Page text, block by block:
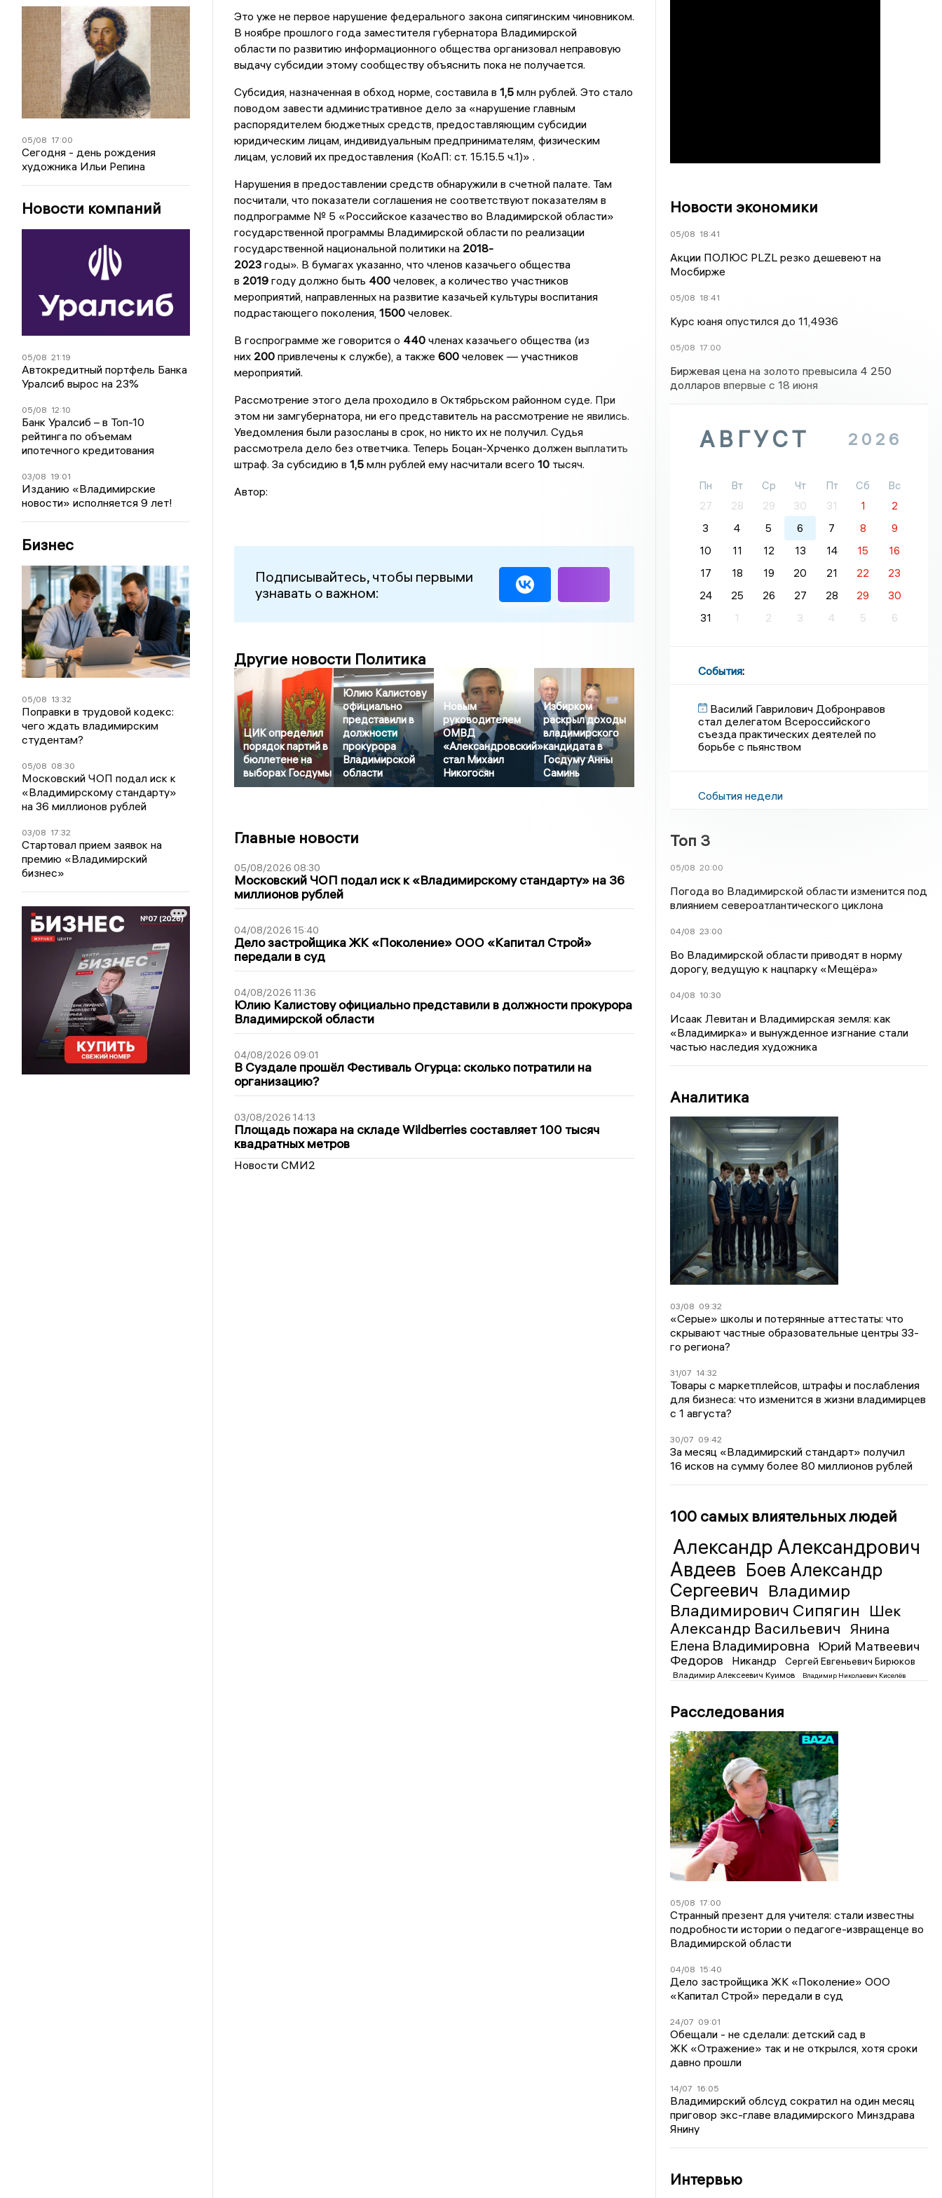
05/08 17:00
Сегодня - день рождения
художника Ильи Репина
Новости компаний
05/08 21:19
Автокредитный портфель Банка
Уралсиб вырос на 23%
05/08 12:10
Банк Уралсиб – в Топ-10
рейтинга по объемам
ипотечного кредитования
03/08 19:01
Изданию «Владимирские
новости» исполняется 9 лет!
Бизнес
05/08 13:32
Поправки в трудовой кодекс:
чего ждать владимирским
студентам?
05/08 08:30
Московский ЧОП подал иск к
«Владимирскому стандарту»
на 36 миллионов рублей
03/08 17:32
Стартовал прием заявок на
премию «Владимирский
бизнес»
Это уже не первое нарушение федерального закона сипягинским чиновником.
В ноябре прошлого года заместителя губернатора Владимирской
области по развитию информационного общества организовал неправовую
выдачу субсидии этому сообществу объяснить пока не получается.
Субсидия, назначенная в обход норме, составила в 1,5млн рублей. Это стало
поводом завести административное дело за «нарушение главным
распорядителем бюджетных средств, предоставляющим субсидии
юридическим лицам, индивидуальным предпринимателям, физическим
лицам, условий их предоставления (КоАП: ст. 15.15.5 ч.1)» .
Нарушения в предоставлении средств обнаружили в счетной палате. Там
посчитали, что показатели соглашения не соответствуют показателям в
подпрограмме № 5 «Российское казачество во Владимирской области»
государственной программы Владимирской области по реализации
государственной национальной политики на 2018-
2023годы». В бумагах указанно, что членов казачьего общества
в 2019году должно быть 400человек, а количество участников
мероприятий, направленных на развитие казачьей культуры воспитания
подрастающего поколения, 1500человек.
В госпрограмме же говорится о 440членах казачьего общества (из
них200привлечены к службе), а также 600человек — участников
мероприятий.
Рассмотрение этого дела проходило в Октябрьском районном суде. При
этом ни замгубернатора, ни его представитель на рассмотрение не явились.
Уведомления были разосланы в срок, но никто их не получил. Судья
рассмотрела дело без ответчика. Теперь Боцан-Хрченко должен выплатить
штраф. За субсидию в 1,5млн рублей ему насчитали всего 10тысяч.
Автор:
Подписывайтесь, чтобы первыми
узнавать о важном:
Другие новости Политика
ЦИК определил
порядок партий в
бюллетене на
выборах Госдумы
Юлию Калистову
официально
представили в
должности
прокурора
Владимирской
области
Новым
руководителем
ОМВД
«Александровский»
стал Михаил
Никогосян
Избирком
раскрыл доходы
владимирского
кандидата в
Госдуму Анны
Саминь
Главные новости
05/08/2026 08:30
Московский ЧОП подал иск к «Владимирскому стандарту» на 36
миллионов рублей
04/08/2026 15:40
Дело застройщика ЖК «Поколение» ООО «Капитал Строй»
передали в суд
04/08/2026 11:36
Юлию Калистову официально представили в должности прокурора
Владимирской области
04/08/2026 09:01
В Суздале прошёл Фестиваль Огурца: сколько потратили на
организацию?
03/08/2026 14:13
Площадь пожара на складе Wildberries составляет 100 тысяч
квадратных метров
Новости СМИ2
Новости экономики
05/08 18:41
Акции ПОЛЮС PLZL резко дешевеют на
Мосбирже
05/08 18:41
Курс юаня опустился до 11,4936
05/08 17:00
Биржевая цена на золото превысила 4 250
долларов впервые с 18 июня
АВГУСТ 2026
Пн Вт Ср Чт Пт Сб
Вс
27
28 29 30 31 1
2
3
4 5 6 7 8
9
10
11 12 13 14 15
16
17
18 19 20 21 22
23
24
25 26 27 28 29
30
31
1 2 3 4 5 6
События:
Василий Гаврилович Добронравов
стал делегатом Всероссийского
съезда практических деятелей по
борьбе с пьянством
События недели
Топ 3
05/08 20:00
Погода во Владимирской области изменится под
влиянием североатлантического циклона
04/08 23:00
Во Владимирской области приводят в норму
дорогу, ведущую к нацпарку «Мещёра»
04/08 10:30
Исаак Левитан и Владимирская земля: как
«Владимирка» и вынужденное изгнание стали
частью наследия художника
Аналитика
03/08 09:32
«Серые» школы и потерянные аттестаты: что
скрывают частные образовательные центры 33-
го региона?
31/07 14:32
Товары с маркетплейсов, штрафы и послабления
для бизнеса: что изменится в жизни владимирцев
с 1 августа?
30/07 09:42
За месяц «Владимирский стандарт» получил
16 исков на сумму более 80 миллионов рублей
100 самых влиятельных людей
Александр Александрович
Авдеев Боев Александр
Сергеевич Владимир
Владимирович Сипягин Шек
Александр Васильевич
Янина
Елена Владимировна
Юрий Матвеевич
Федоров
Никандр Сергей Евгеньевич Бирюков
Владимир Алексеевич Куимов Владимир Николаевич Киселёв
Расследования
05/08 17:00
Странный презент для учителя: стали известны
подробности истории о педагоге-извращенце во
Владимирской области
04/08 15:40
Дело застройщика ЖК «Поколение» ООО
«Капитал Строй» передали в суд
24/07 09:01
Обещали - не сделали: детский сад в
ЖК «Отражение» так и не открылся, хотя сроки
давно прошли
14/07 16:05
Владимирский облсуд сократил на один месяц
приговор экс-главе владимирского Минздрава
Янину
Интервью